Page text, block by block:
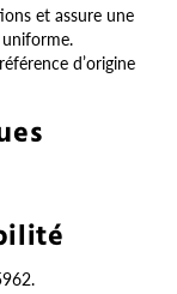
et assure une
d’origine